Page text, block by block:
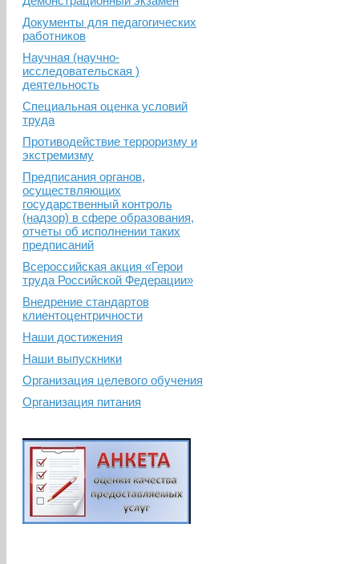
Документы для педагогических
работников
Научная (научно-
исследовательская )
деятельность
Специальная оценка условий
труда
Противодействие терроризму и
экстремизму
Предписания органов,
осуществляющих
государственный контроль
(надзор) в сфере образования,
отчеты об исполнении таких
предписаний
Всероссийская акция «Герои
труда Российской Федерации»
Внедрение стандартов
клиентоцентричности
Наши достижения
Наши выпускники
Организация целевого обучения
Организация питания